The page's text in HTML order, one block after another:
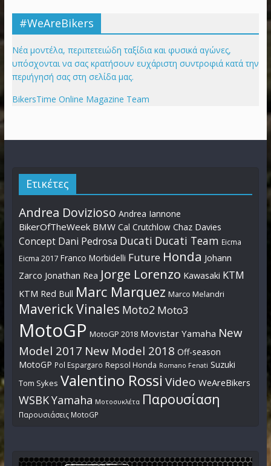
#WeAreBikers
Νέα μοντέλα, περιπετειώδη ταξίδια και φυσικά αγώνες,
υπόσχονται να σας κρατήσουν ευχάριστη συντροφιά κατά την
περιήγησή σας στη σελίδα μας.
BikersTime Online Magazine Team
Ετικέτες
Andrea Dovizioso Andrea Iannone
BikerOfTheWeek BMW Cal Crutchlow Chaz Davies
Concept Dani Pedrosa Ducati Ducati Team Eicma
Eicma 2017 Franco Morbidelli Future Honda Johann
Zarco Jonathan Rea Jorge Lorenzo Kawasaki KTM
KTM Red Bull Marc Marquez Marco Melandri
Maverick Vinales Moto2 Moto3
MotoGP MotoGP 2018 Movistar Yamaha New
Model 2017 New Model 2018 Off-season
MotoGP Pol Espargaro Repsol Honda Romano Fenati Suzuki
Tom Sykes Valentino Rossi Video WeAreBikers
WSBKYamaha Μοτοσυκλέτα Παρουσίαση
Παρουσιάσεις MotoGP